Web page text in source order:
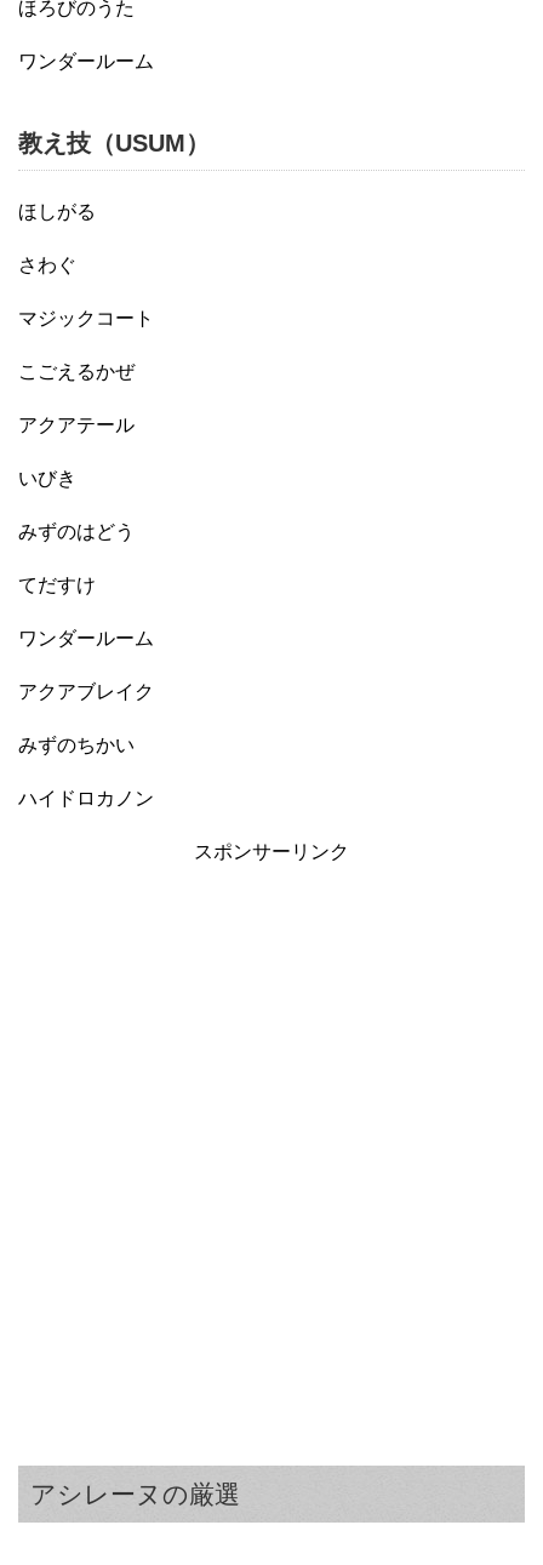
ほろびのうた
ワンダールーム
教え技（USUM）
ほしがる
さわぐ
マジックコート
こごえるかぜ
アクアテール
いびき
みずのはどう
てだすけ
ワンダールーム
アクアブレイク
みずのちかい
ハイドロカノン
スポンサーリンク
アシレーヌの厳選